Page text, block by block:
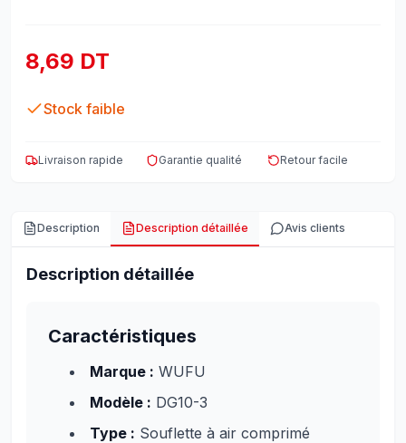
8,69 DT
Stock faible
Livraison rapide Garantie qualité Retour facile
Description Description détaillée Avis clients
Description détaillée
Caractéristiques
Marque : WUFU
Modèle : DG10-3
Type : Souflette à air comprimé